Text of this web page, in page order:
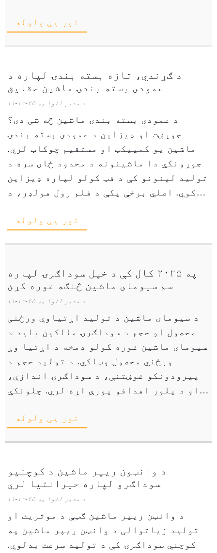
خواړه، او مایعات هر یو ځانګړی ننګونه
نور یی ولوله
د ګړندي، تازه بسته بندۍ لپاره د
عمودی بسته بندۍ ماشین حقایق
د مدیر لخوا په ۲۵-۱۰-۱۱
د عمودی بسته بندۍ ماشین څه شی دی؟
جوړښت او ډیزاین د عمودی بسته بندۍ
ماشین یو کمپیکټ او مستقیم چوکاټ لري.
جوړونکي دا ماشینونه د محدود ځای سره د
تولید لینونو کې د فټ کولو لپاره ډیزاین
کوي. اصلي برخې پکې د فلم رول هولډر، د
دي.
نور یی ولوله
په ۲۰۲۵ کال کې د خپل سوداګرۍ لپاره
سم سیومای ماشین څنګه غوره کړئ
د مدیر لخوا په ۲۵-۱۰-۱۱
د سیومای ماشین د تولید اړتیاوې ورځنی
محصول او حجم د سوداګرۍ مالکین باید د
سیومای ماشین غوره کولو دمخه د اړتیا وړ
ورځني محصول وټاکي. د تولید حجم د
پیرودونکو غوښتنې، د سوداګرۍ اندازې،
او د پلور اهدافو پورې اړه لري. چلونکي
نور یی ولوله
د وانټون ریپر ماشین د کوچنيو
سوداګرو لپاره حیرانتیا لري
د مدیر لخوا په ۲۵-۱۰-۱۱
د وانټن ریپر ماشین ګټې د موثریت او
تولید زیاتوالی د وانټن ریپر ماشین په
کوچني سوداګرۍ کې د تولید سرعت بدلوي.